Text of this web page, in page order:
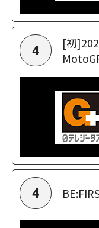
4
[初
4